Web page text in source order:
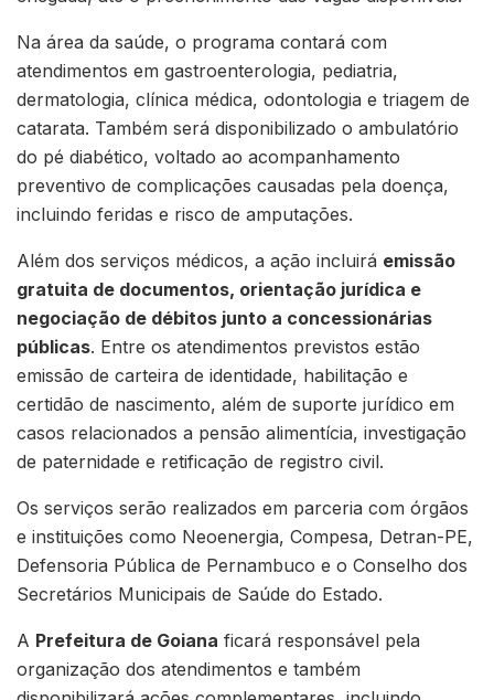
Na área da saúde, o programa contará com
atendimentos em gastroenterologia, pediatria,
dermatologia, clínica médica, odontologia e triagem de
catarata. Também será disponibilizado o ambulatório
do pé diabético, voltado ao acompanhamento
preventivo de complicações causadas pela doença,
incluindo feridas e risco de amputações.
Além dos serviços médicos, a ação incluirá emissão
gratuita de documentos, orientação jurídica e
negociação de débitos junto a concessionárias
públicas. Entre os atendimentos previstos estão
emissão de carteira de identidade, habilitação e
certidão de nascimento, além de suporte jurídico em
casos relacionados a pensão alimentícia, investigação
de paternidade e retificação de registro civil.
Os serviços serão realizados em parceria com órgãos
e instituições como Neoenergia, Compesa, Detran-PE,
Defensoria Pública de Pernambuco e o Conselho dos
Secretários Municipais de Saúde do Estado.
A Prefeitura de Goiana ficará responsável pela
organização dos atendimentos e também